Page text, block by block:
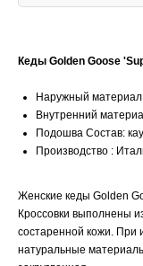
Кеды Golden Goose
Наружный материал
Внутренний
Подошва Состав:
Производство :
Женские кеды Golden
Кроссовки выполнены
состаренной кожи. При
натуральные